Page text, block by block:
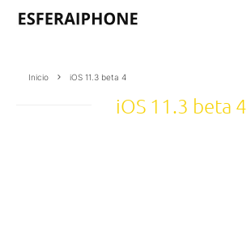
Inicio iOS 11.3 beta 4
iOS 11.3 beta 4